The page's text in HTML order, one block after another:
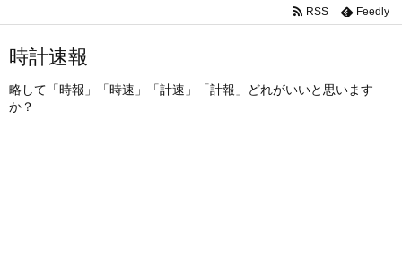
時計速報
略して「時報」「時速」「計速」「計報」どれがいいと思います
か？
RSS Feedly